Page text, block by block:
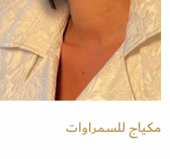
مكياج للسمراوات